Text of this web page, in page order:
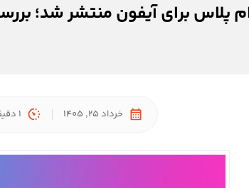
برای آیفون منتشر شد؛ بررسی ۱۱ قابلیت جدید و
خرداد 25, 1405 1 دقیقه مطالعه